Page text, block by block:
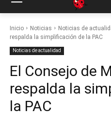
Inicio Noticias Noticias de
respalda la simplificación de la PAC
Noticias de actualidad
El Consejo de
respalda la
la PAC